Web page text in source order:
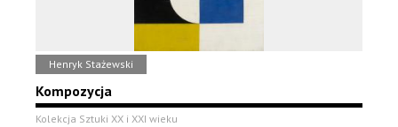
Henryk Stażewski
Kompozycja
Kolekcja Sztuki XX i XXI wieku